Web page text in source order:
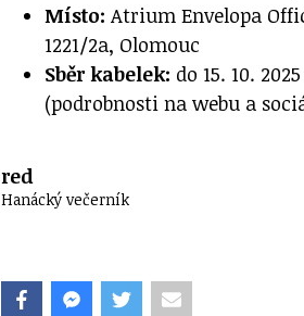
Místo: Atrium Envelopa
1221/2a, Olomouc
Sběr kabelek: do 15. 10.
(podrobnosti na webu a
red
Hanácký večerník